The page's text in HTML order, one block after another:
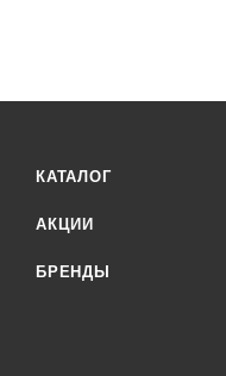
КАТАЛОГ
АКЦИИ
БРЕНДЫ